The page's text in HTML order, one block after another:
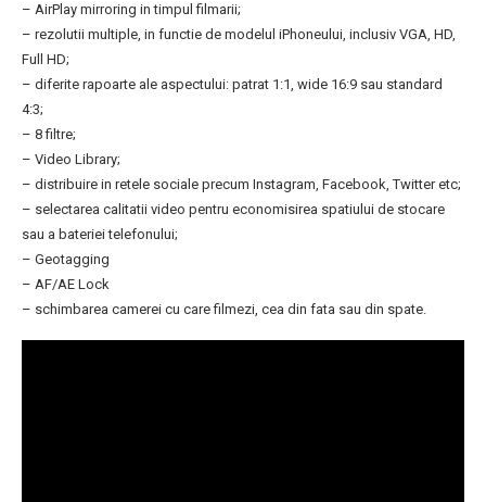
– AirPlay mirroring in timpul filmarii;
– rezolutii multiple, in functie de modelul iPhoneului, inclusiv VGA, HD,
Full HD;
– diferite rapoarte ale aspectului: patrat 1:1, wide 16:9 sau standard
4:3;
– 8 filtre;
– Video Library;
– distribuire in retele sociale precum Instagram, Facebook, Twitter etc;
– selectarea calitatii video pentru economisirea spatiului de stocare
sau a bateriei telefonului;
– Geotagging
– AF/AE Lock
– schimbarea camerei cu care filmezi, cea din fata sau din spate.